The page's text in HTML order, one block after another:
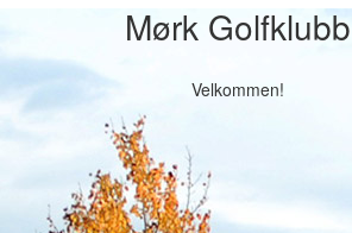
Mørk Golfklubb
Velkommen!